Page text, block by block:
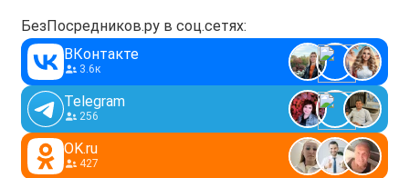
БезПосредников.ру в соц.сетях:
ВКонтакте
3.6к
Telegram
256
OK.ru
427